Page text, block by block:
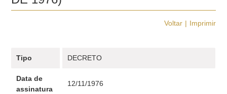
Voltar Imprimir
Tipo DECRETO
Data de
assinatura
12/11/1976